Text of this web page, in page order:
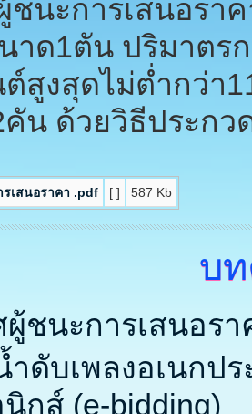
ชนะการเสนอรา
าด1ตัน ปริมาตร
ต์สูงสุดไม่ต่ำกว่า
น ด้วยวิธีประกว
เสนอราคา .pdf [ ] 587 Kb
บ
ผู้ชนะการเสนอร
ำดับเพลงอเนกป
กส์ (e-bidding)